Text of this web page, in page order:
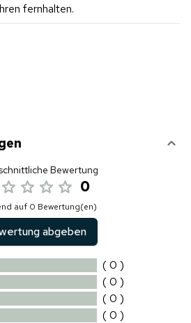
fernhalten.
Bewertung
0
auf 0 Bewertung(en)
abgeben
( 0 )
( 0 )
( 0 )
( 0 )